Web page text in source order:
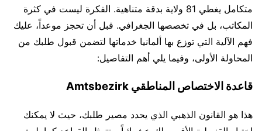
متكامل يغطي 81 ولاية بدقة متناهية. الفكرة ليست في كثرة
المكاتب، بل في تخصصها الجغرافي. قبل أن تحجز موعداً، عليك
فهم الآلية التي توزع بها ألمانيا خدماتها لتضمن قبول طلبك من
المحاولة الأولى، وفيما يلي أهم التفاصيل:
قاعدة الاختصاص المناطقي Amtsbezirk
هذا هو القانون الذهبي الذي يحدد مصير طلبك، حيث لا يمكنك